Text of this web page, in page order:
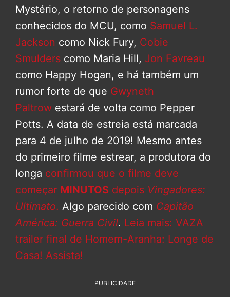
Mystério, o retorno de personagens
conhecidos do MCU, como Samuel L.
Jackson como Nick Fury, Cobie
Smulders como Maria Hill, Jon Favreau
como Happy Hogan, e há também um
rumor forte de que Gwyneth
Paltrow estará de volta como Pepper
Potts. A data de estreia está marcada
para 4 de julho de 2019! Mesmo antes
do primeiro filme estrear, a produtora do
longa confirmou que o filme deve
começar MINUTOS depois Vingadores:
Ultimato. Algo parecido com Capitão
América: Guerra Civil. Leia mais: VAZA
trailer final de Homem-Aranha: Longe de
Casa! Assista!
PUBLICIDADE